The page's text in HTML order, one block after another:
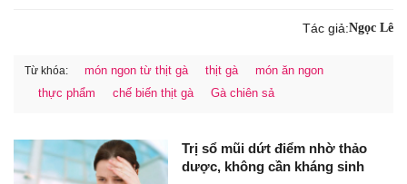
Tác giả:Ngọc Lê
Từ khóa: món ngon từ thịt gà thịt gà
món ăn ngon
thực phẩm
chế biến thịt gà Gà chiên sả
Trị sổ mũi dứt điểm nhờ thảo
dược, không cần kháng sinh